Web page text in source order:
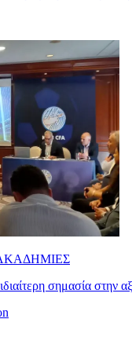
σημασία στην